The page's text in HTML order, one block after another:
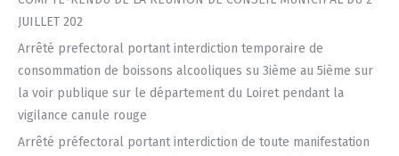
JUILLET 202
Arrêté prefectoral portant interdiction temporaire de
consommation de boissons alcooliques su 3ième au 5ième sur
la voir publique sur le département du Loiret pendant la
vigilance canule rouge
Arrêté préfectoral portant interdiction de toute manifestation